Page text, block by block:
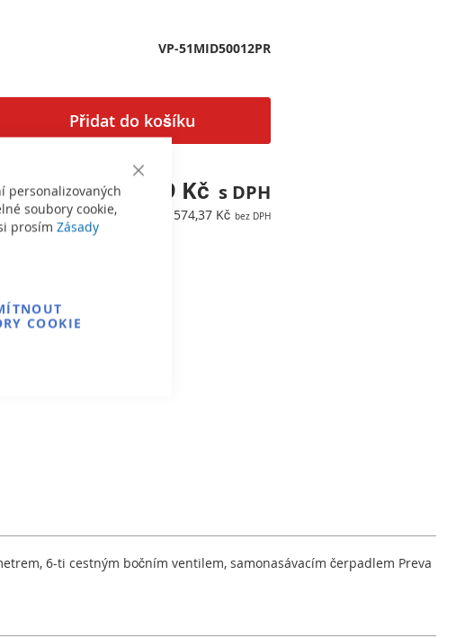
Close
Cookie
personalizovaných
soubory cookie,
prosím Zásady
COOKIE
Přidat do košíku
23 684,99 Kč
19 574,37 Kč
VP-51MID50012PR
6-ti cestným bočním ventilem, samonasávacím čerpadlem Preva